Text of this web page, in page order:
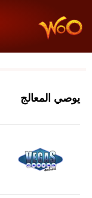
يوصي المعالج